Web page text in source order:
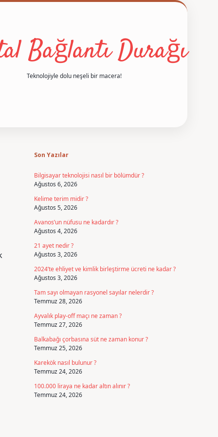
Bağlantı Durağı
Teknolojiyle dolu neşeli bir macera!
Son Yazılar
Bilgisayar teknolojisi nasıl bir bölümdür ?
Ağustos 6, 2026
Kelime terim midir ?
Ağustos 5, 2026
Avanos’un nüfusu ne kadardır ?
Ağustos 4, 2026
21 ayet nedir ?
Ağustos 3, 2026
2024’te ehliyet ve kimlik birleştirme ücreti ne kadar ?
Ağustos 3, 2026
Tam sayı olmayan rasyonel sayılar nelerdir ?
Temmuz 28, 2026
Ayvalık play-off maçı ne zaman ?
Temmuz 27, 2026
Balkabağı çorbasına süt ne zaman konur ?
Temmuz 25, 2026
Karekök nasıl bulunur ?
Temmuz 24, 2026
100.000 liraya ne kadar altın alınır ?
Temmuz 24, 2026